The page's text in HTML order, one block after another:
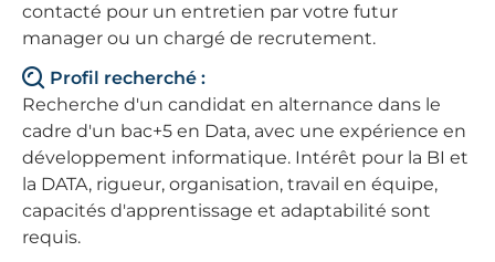
contacté pour un entretien par votre futur
manager ou un chargé de recrutement.
Profil recherché :
Recherche d'un candidat en alternance dans le
cadre d'un bac+5 en Data, avec une expérience en
développement informatique. Intérêt pour la BI et
la DATA, rigueur, organisation, travail en équipe,
capacités d'apprentissage et adaptabilité sont
requis.